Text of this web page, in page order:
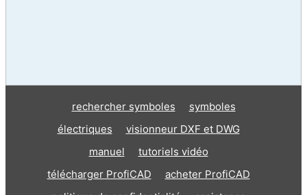
rechercher symboles
symboles
électriques
visionneur DXF et DWG
manuel
tutoriels vidéo
télécharger ProfiCAD
acheter ProfiCAD